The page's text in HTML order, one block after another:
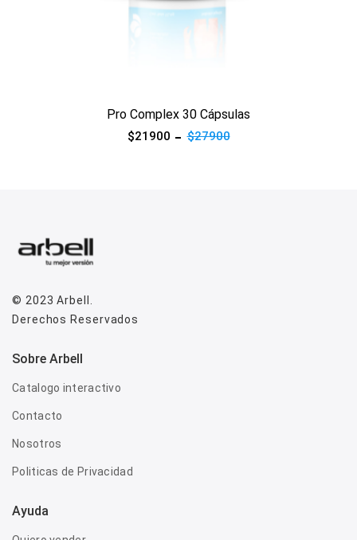
Pro Complex 30 Cápsulas
$21900 $27900
© 2023Arbell
Derechos Reservados
Sobre Arbell
Catalogo interactivo
Contacto
Nosotros
Politicas de Privacidad
Ayuda